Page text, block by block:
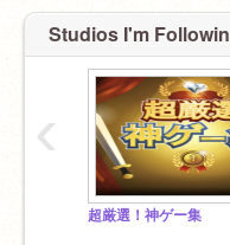
Studios I'm
超厳選！神ゲー集
‹